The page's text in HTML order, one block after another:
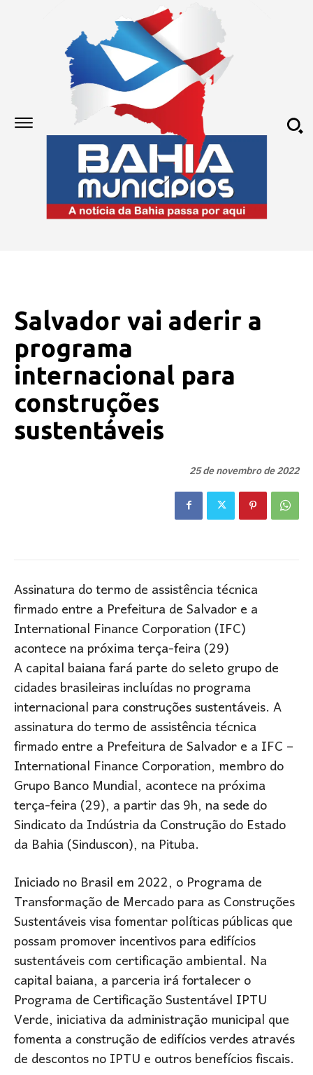
Salvador vai aderir a
programa
internacional para
construções
sustentáveis
25 de novembro de 2022
Assinatura do termo de assistência técnica
firmado entre a Prefeitura de Salvador e a
International Finance Corporation (IFC)
acontece na próxima terça-feira (29)
A capital baiana fará parte do seleto grupo de
cidades brasileiras incluídas no programa
internacional para construções sustentáveis. A
assinatura do termo de assistência técnica
firmado entre a Prefeitura de Salvador e a IFC –
International Finance Corporation, membro do
Grupo Banco Mundial, acontece na próxima
terça-feira (29), a partir das 9h, na sede do
Sindicato da Indústria da Construção do Estado
da Bahia (Sinduscon), na Pituba.
Iniciado no Brasil em 2022, o Programa de
Transformação de Mercado para as Construções
Sustentáveis visa fomentar políticas públicas que
possam promover incentivos para edifícios
sustentáveis com certificação ambiental. Na
capital baiana, a parceria irá fortalecer o
Programa de Certificação Sustentável IPTU
Verde, iniciativa da administração municipal que
fomenta a construção de edifícios verdes através
de descontos no IPTU e outros benefícios fiscais.